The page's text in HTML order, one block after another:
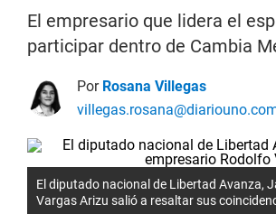
El empresario que lidera el
participar dentro de Cambia
Por Rosana Villegas
El diputado nacional de Libertad Avanza,
Vargas Arizu salió a resaltar sus